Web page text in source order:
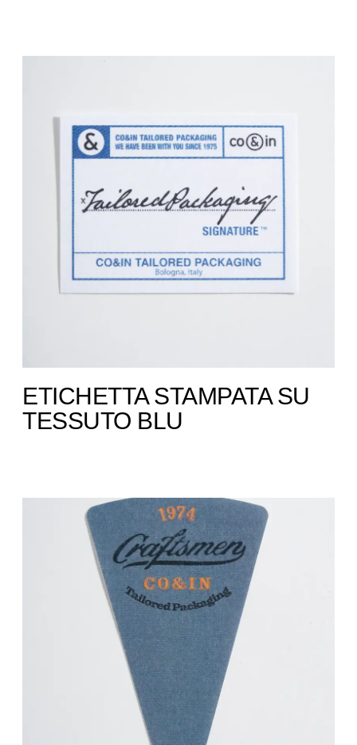
ETICHETTA STAMPATA SU
TESSUTO ​BLU